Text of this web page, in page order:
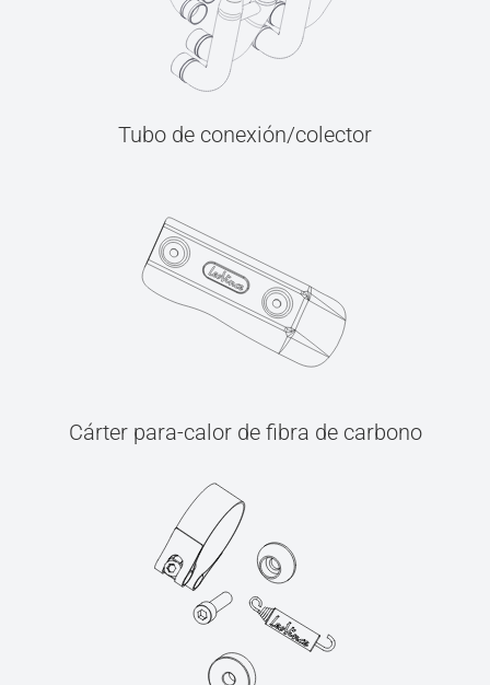
Tubo de conexión/colector
Cárter para-calor de fibra de carbono